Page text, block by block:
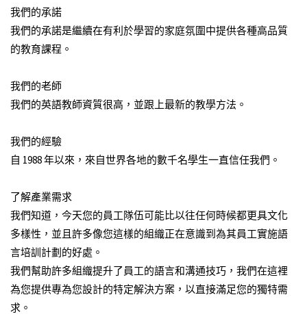
我們的承諾
我們的承諾是繼續在有利於學習的家庭氛圍中提供各種高品質
的教育課程。
我們的老師
我們的英語教師資質很高，並跟上最新的教學方法。
我們的經驗
自 1988 年以來，來自世界各地的數千名學生一直信任我們。
了解產業需求
我們知道，今天您的員工隊伍可能比以往任何時候都更具文化
多樣性，並且許多像您這樣的組織正在意識到為其員工實施語
言培訓計劃的好處。
我們幫助許多組織提升了員工的語言和溝通技巧，我們在這裡
為您提供專為您設計的特定解決方案，以直接滿足您的獨特需
求。